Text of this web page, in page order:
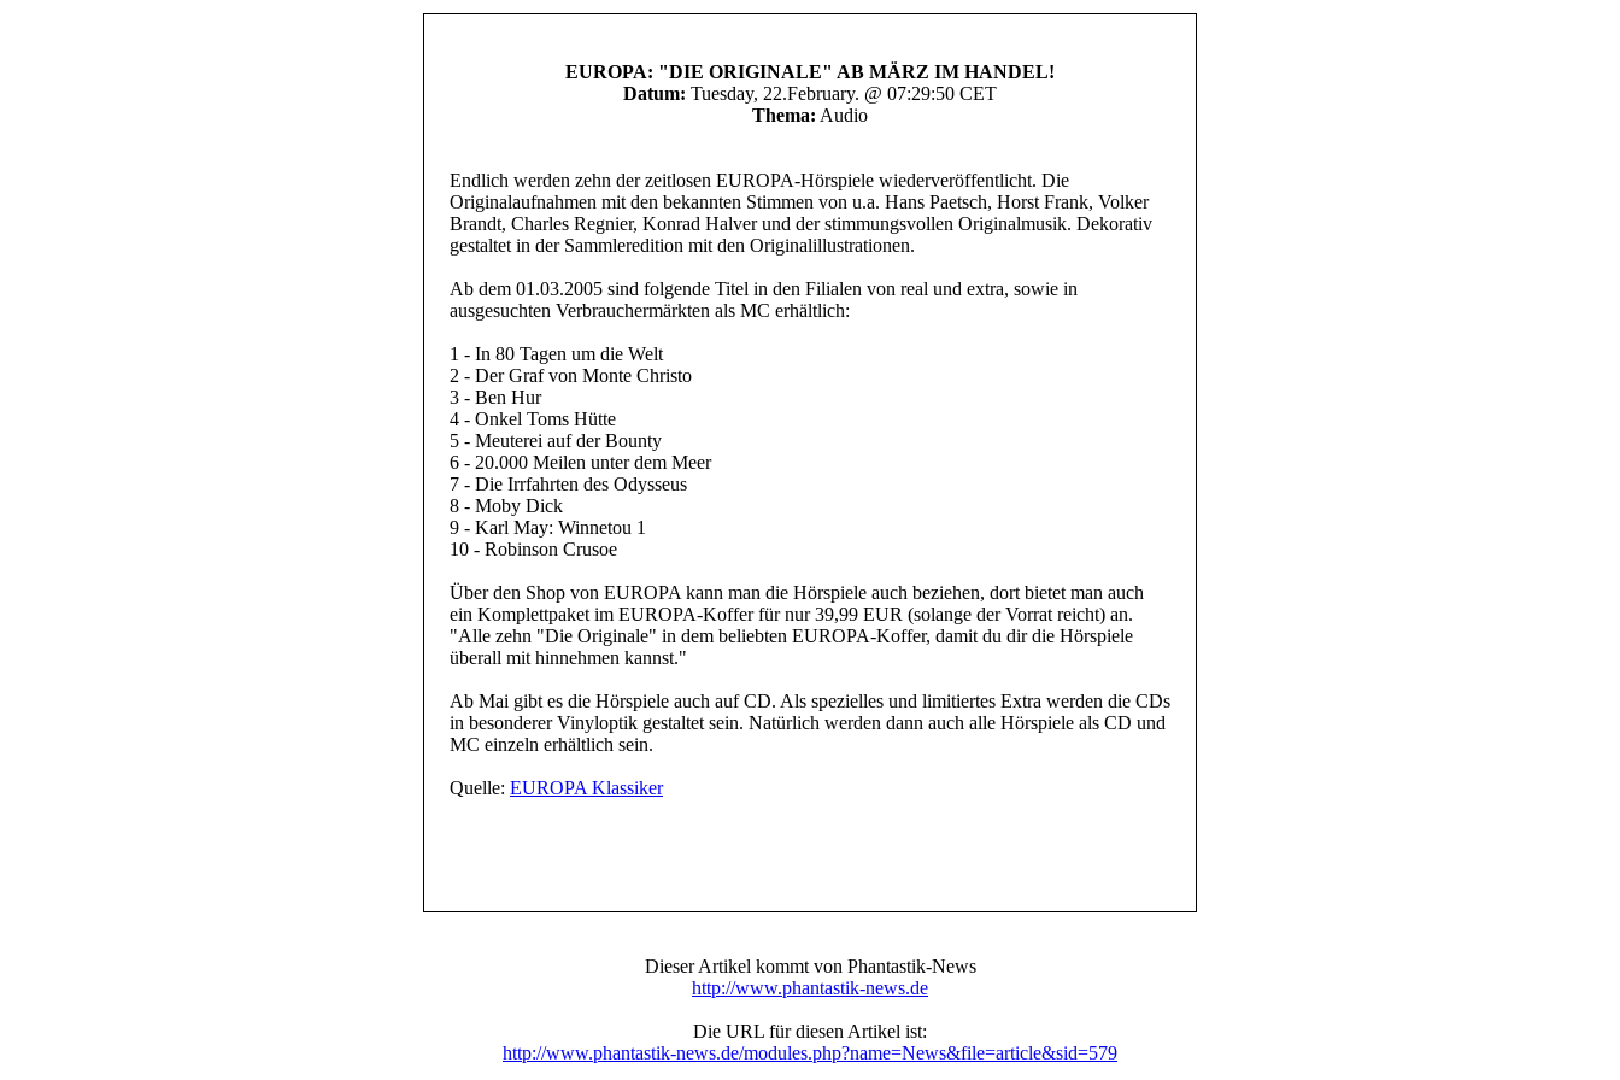
EUROPA: "DIE ORIGINALE" AB MÄRZ IM HANDEL!
Datum: Tuesday, 22.February. @ 07:29:50 CET
Thema: Audio
Endlich werden zehn der zeitlosen EUROPA-Hörspiele wiederveröffentlicht. Die
Originalaufnahmen mit den bekannten Stimmen von u.a. Hans Paetsch, Horst Frank, Volker
Brandt, Charles Regnier, Konrad Halver und der stimmungsvollen Originalmusik. Dekorativ
gestaltet in der Sammleredition mit den Originalillustrationen.
Ab dem 01.03.2005 sind folgende Titel in den Filialen von real und extra, sowie in
ausgesuchten Verbrauchermärkten als MC erhältlich:
1 - In 80 Tagen um die Welt
2 - Der Graf von Monte Christo
3 - Ben Hur
4 - Onkel Toms Hütte
5 - Meuterei auf der Bounty
6 - 20.000 Meilen unter dem Meer
7 - Die Irrfahrten des Odysseus
8 - Moby Dick
9 - Karl May: Winnetou 1
10 - Robinson Crusoe
Über den Shop von EUROPA kann man die Hörspiele auch beziehen, dort bietet man auch
ein Komplettpaket im EUROPA-Koffer für nur 39,99 EUR (solange der Vorrat reicht) an.
"Alle zehn "Die Originale" in dem beliebten EUROPA-Koffer, damit du dir die Hörspiele
überall mit hinnehmen kannst."
Ab Mai gibt es die Hörspiele auch auf CD. Als spezielles und limitiertes Extra werden die CDs
in besonderer Vinyloptik gestaltet sein. Natürlich werden dann auch alle Hörspiele als CD und
MC einzeln erhältlich sein.
Quelle: EUROPA Klassiker
Dieser Artikel kommt von Phantastik-News
http://www.phantastik-news.de
Die URL für diesen Artikel ist:
http://www.phantastik-news.de/modules.php?name=News&file=article&sid=579